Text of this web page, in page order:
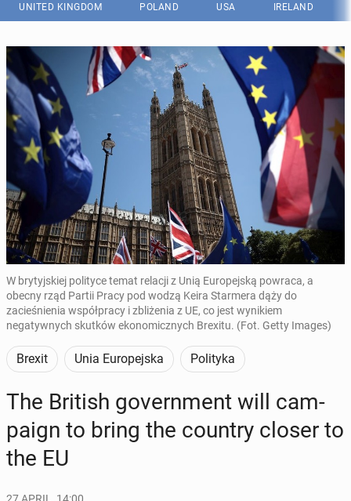
UNITED KINGDOM POLAND USA IRELAND
W brytyjskiej polityce temat relacji z Unią Europejską powraca, a
obecny rząd Partii Pracy pod wodzą Keira Starmera dąży do
zacieśnienia współpracy i zbliżenia z UE, co jest wynikiem
negatywnych skutków ekonomicznych Brexitu. (Fot. Getty Images)
Brexit Unia Europejska Polityka
The British gov­ern­ment will cam­
paign to bring the country closer to
the EU
27 APRIL, 14:00